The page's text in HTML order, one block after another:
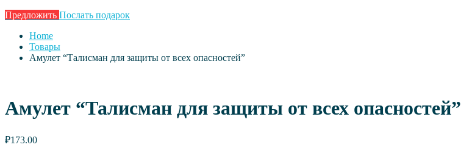
Предложить Послать подарок
Home
Товары
Амулет “Талисман для защиты от всех опасностей”
Амулет “Талисман для защиты от всех опасностей”
₽173.00